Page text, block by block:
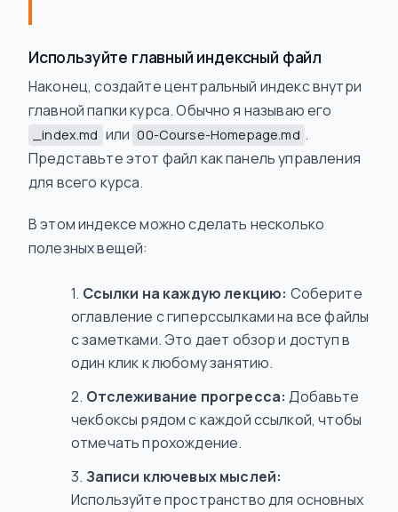
Используйте главный индексный файл
Наконец, создайте центральный индекс внутри
главной папки курса. Обычно я называю его
_index.md или 00-Course-Homepage.md .
Представьте этот файл как панель управления
для всего курса.
В этом индексе можно сделать несколько
полезных вещей:
Ссылки на каждую лекцию: Соберите
оглавление с гиперссылками на все файлы
с заметками. Это дает обзор и доступ в
один клик к любому занятию.
Отслеживание прогресса: Добавьте
чекбоксы рядом с каждой ссылкой, чтобы
отмечать прохождение.
Записи ключевых мыслей:
Используйте пространство для основных